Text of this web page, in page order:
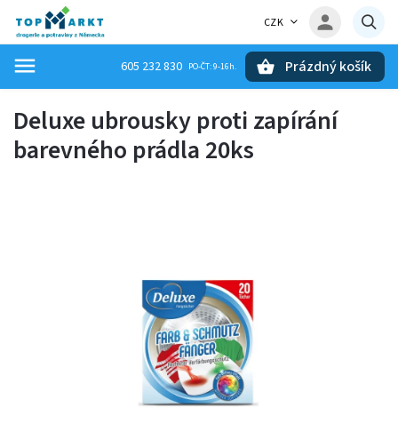
CZK
605 232 830 Prázdný košík
Deluxe ubrousky proti zapírání
barevného prádla 20ks